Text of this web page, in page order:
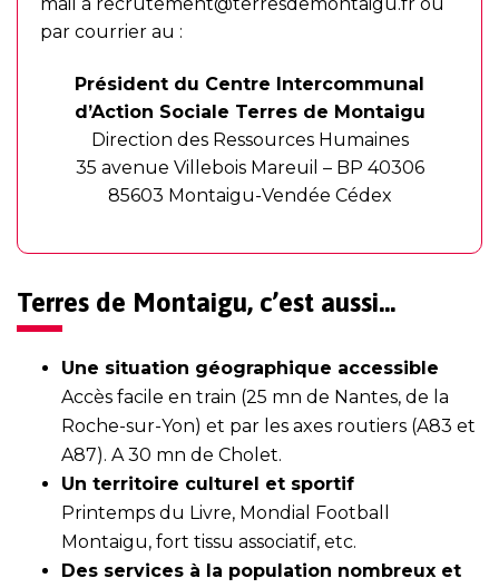
par courrier au :
Président du Centre Intercommunal
d’Action Sociale Terres de Montaigu
Direction des Ressources Humaines
35 avenue Villebois Mareuil – BP 40306
85603 Montaigu-Vendée Cédex
Terres de Montaigu, c’est aussi…
Une situation géographique accessible
Accès facile en train (25 mn de Nantes, de la
Roche-sur-Yon) et par les axes routiers (A83 et
A87). A 30 mn de Cholet.
Un territoire culturel et sportif
Printemps du Livre, Mondial Football
Montaigu, fort tissu associatif, etc.
Des services à la population nombreux et